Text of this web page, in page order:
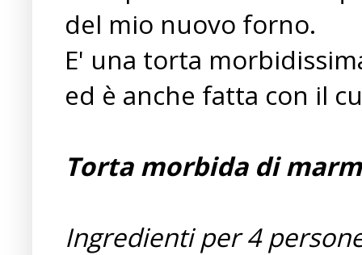
del mio nuovo forno.
E' una torta
ed è anche fatta con il
Torta morbida di
Ingredienti per 4